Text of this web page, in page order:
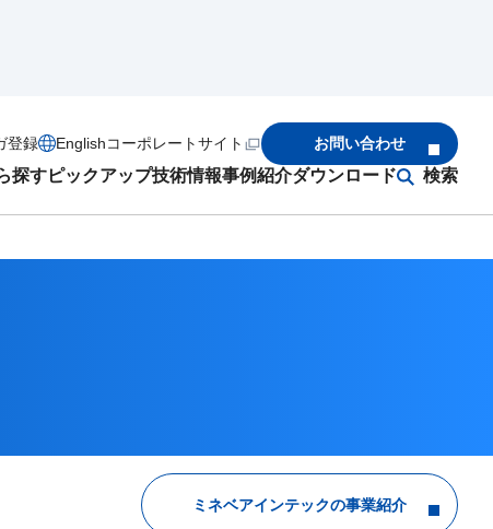
探すピックアップ技術情報事例紹介ダウンロード 検索
登録 Englishコーポレートサイト お問い合わせ
ミネベアインテックの事業紹介